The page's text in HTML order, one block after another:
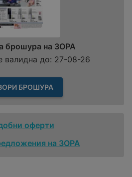
брошура на ЗОРА
валидна до: 27-08-26
БРОШУРА
оферти
на ЗОРА